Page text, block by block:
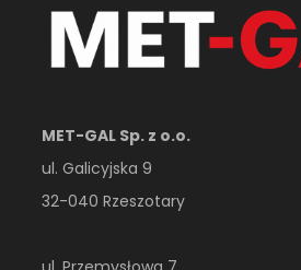
MET-GAL Sp. z o.o.
ul. Galicyjska 9
32-040 Rzeszotary